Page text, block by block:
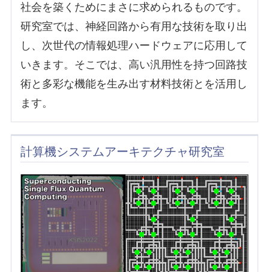
社会を築くためにまさに求められるものです。
研究室では、神経回路から有用な技術を取り出
し、次世代の情報処理ハードウェアに応用して
いきます。そこでは、高い汎用性を持つ回路技
術と多彩な機能を生み出す材料技術とを活用し
ます。
計算機システムアーキテクチャ研究室